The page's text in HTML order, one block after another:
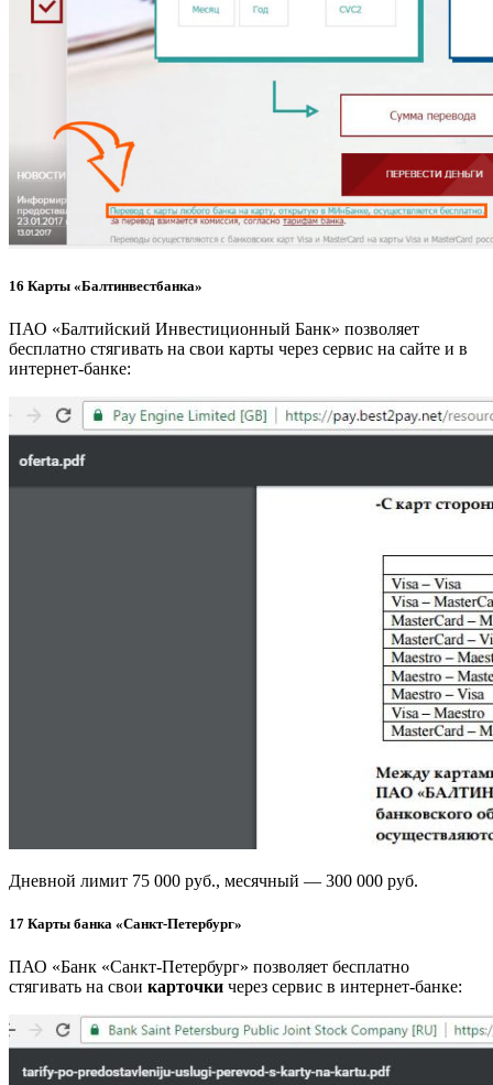
16 Карты «Балтинвестбанка»
ПАО «Балтийский Инвестиционный Банк» позволяет
бесплатно стягивать на свои карты через сервис на сайте и в
интернет-банке:
Дневной лимит 75 000 руб., месячный — 300 000 руб.
17 Карты банка «Санкт-Петербург»
ПАО «Банк «Санкт-Петербург» позволяет бесплатно
стягивать на свои карточки через сервис в интернет-банке: